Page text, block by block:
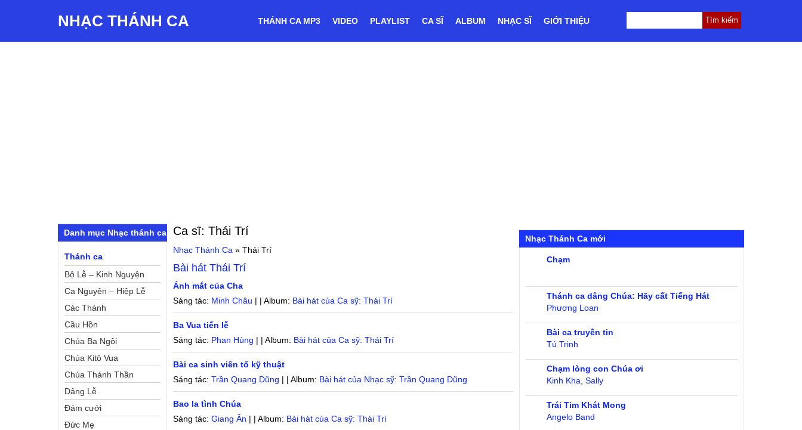
NHẠC THÁNH CA THÁNH CA MP3 VIDEO PLAYLIST CA SĨ ALBUM NHẠC SĨ GIỚI THIỆU
Ca sĩ:Thái Trí
Nhạc Thánh Ca »Thái Trí
Bài hátThái Trí
Ánh mắt của Cha
Sáng tác: Minh Châu | | Album: Bài hát của Ca sỹ: Thái Trí
Ba Vua tiến lễ
Sáng tác: Phan Hùng | | Album: Bài hát của Ca sỹ: Thái Trí
Bài ca sinh viên tổ kỹ thuật
Sáng tác:Trần Quang Dũng | | Album: Bài hát của Nhạc sỹ: Trần Quang Dũng
Bao la tình Chúa
Sáng tác:Giang Ân | | Album: Bài hát của Ca sỹ: Thái Trí
Danh mục Nhạc thánh ca
Thánh ca
Bộ Lễ – Kinh Nguyện
Ca Nguyện – Hiệp Lễ
Các Thánh
Cầu Hồn
Chúa Ba Ngôi
Chúa Kitô Vua
Chúa Thánh Thần
Dâng Lễ
Đám cưới
Đức Mẹ
Nhạc Thánh Ca mới
Chạm
Thánh ca dâng Chúa: Hãy cất Tiếng Hát
Phương Loan
Bài ca truyền tin
Tú Trinh
Chạm lòng con Chúa ơi
Kinh Kha ,Sally
Trái Tim Khát Mong
Angelo Band